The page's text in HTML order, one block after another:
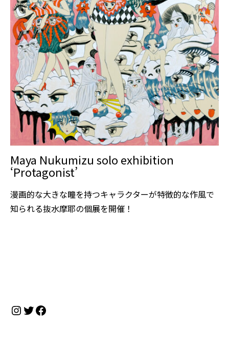
Maya Nukumizu solo exhibition
‘Protagonist’
漫画的な大きな瞳を持つキャラクターが特徴的な作風で
知られる抜水摩耶の個展を開催！
Instagram
Twitter
Facebook